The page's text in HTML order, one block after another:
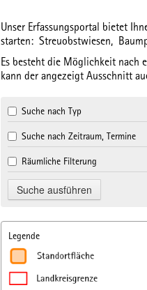
Unser Erfassungsportal bietet
starten: Streuobstwiesen,
Es besteht die Möglichkeit nach
kann der angezeigt Ausschnitt
Suche nach Typ
Suche nach Zeitraum, Termine
Räumliche Filterung
Legende